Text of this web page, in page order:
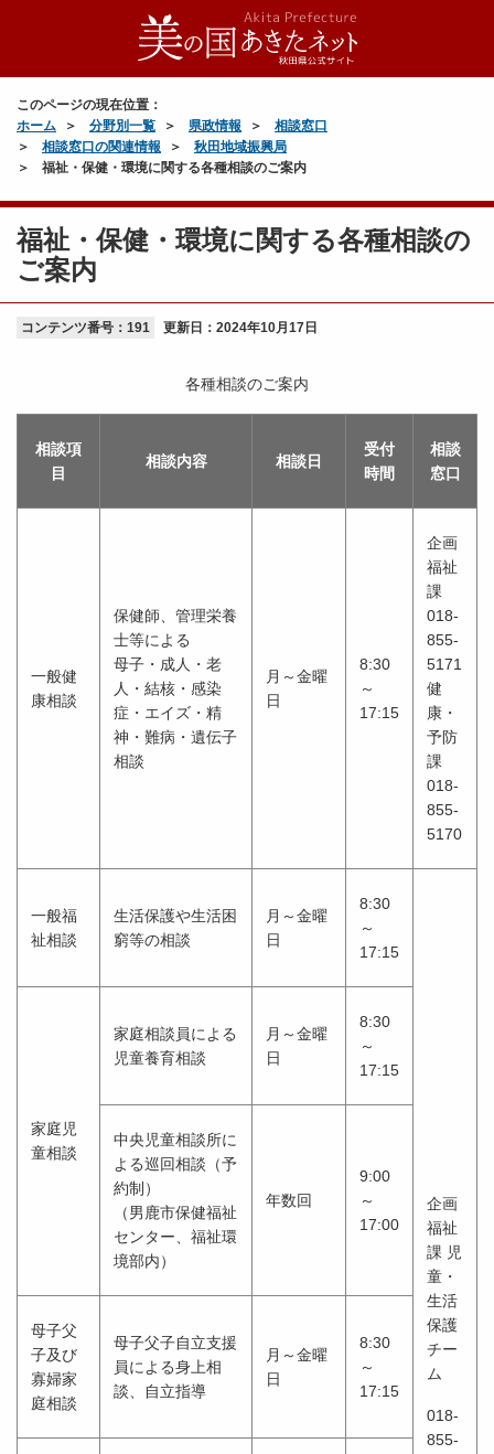
このページの現在位置：
ホーム
分野別一覧 県政情報
相談窓口
相談窓口の関連情報
秋田地域振興局
福祉・保健・環境に関する各種相談のご案内
福祉・保健・環境に関する各種相談の
ご案内
コンテンツ番号：191 更新日： 2024年10月17日
相談項
目
相談内容 相談日
受付
時間
相談
窓口
各種相談のご案内
一般健
康相談
保健師、管理栄養
士等による
母子・成人・老
人・結核・感染
症・エイズ・精
神・難病・遺伝子
相談
月～金曜
日
8:30
～
17:15
企画
福祉
課
018-
855-
5171
健
康・
予防
課
018-
855-
5170
一般福
祉相談
生活保護や生活困
窮等の相談
月～金曜
日
8:30
～
17:15
企画
福祉
課 児
童・
生活
保護
チー
ム
018-
855-
家庭児
童相談
家庭相談員による
児童養育相談
月～金曜
日
8:30
～
17:15
中央児童相談所に
よる巡回相談（予
約制）
（男鹿市保健福祉
センター、福祉環
境部内）
年数回
9:00
～
17:00
母子父
子及び
寡婦家
庭相談
母子父子自立支援
員による身上相
談、自立指導
月～金曜
日
8:30
～
17:15